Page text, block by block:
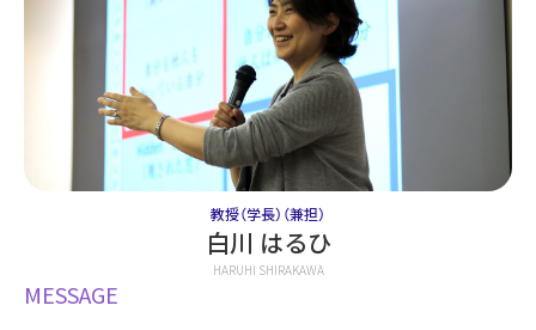
教授（学長）（兼担）
白川 はるひ
HARUHI SHIRAKAWA
MESSAGE